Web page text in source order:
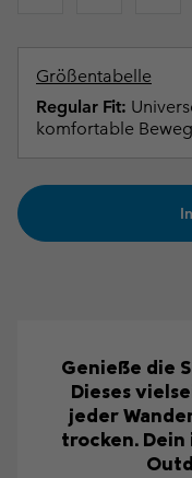
Größentabelle
Regular Fit:
komfortable
Genieße die
Dieses
jeder
trocken.